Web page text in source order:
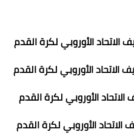
الاتحاد الأوروبي لكرة القدم
الأوروبي لكرة القدم
الأوروبي لكرة القدم
الأوروبي لكرة القدم